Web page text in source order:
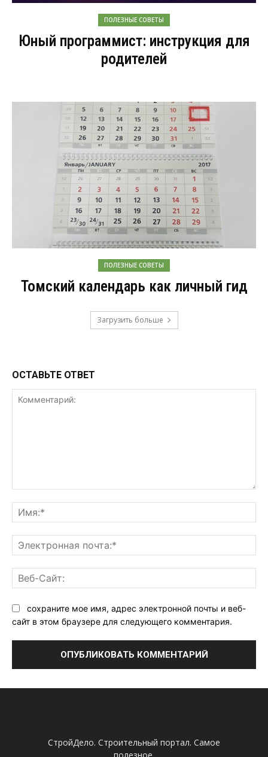
ПОЛЕЗНЫЕ СОВЕТЫ
Юный программист: инструкция для
родителей
ПОЛЕЗНЫЕ СОВЕТЫ
Томский календарь как личный гид
Загрузить больше
ОСТАВЬТЕ ОТВЕТ
сохраните мое имя, адрес электронной почты и веб-
сайт в этом браузере для следующего комментария.
СтройДело. Строительный портал. Самое